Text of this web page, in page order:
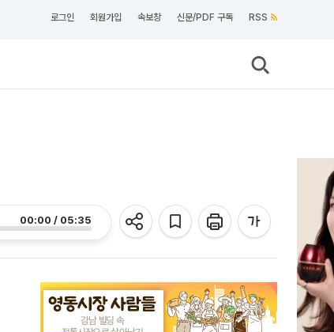
로그인 회원가입 속보창 신문/PDF 구독 RSS
00:00 / 05:35